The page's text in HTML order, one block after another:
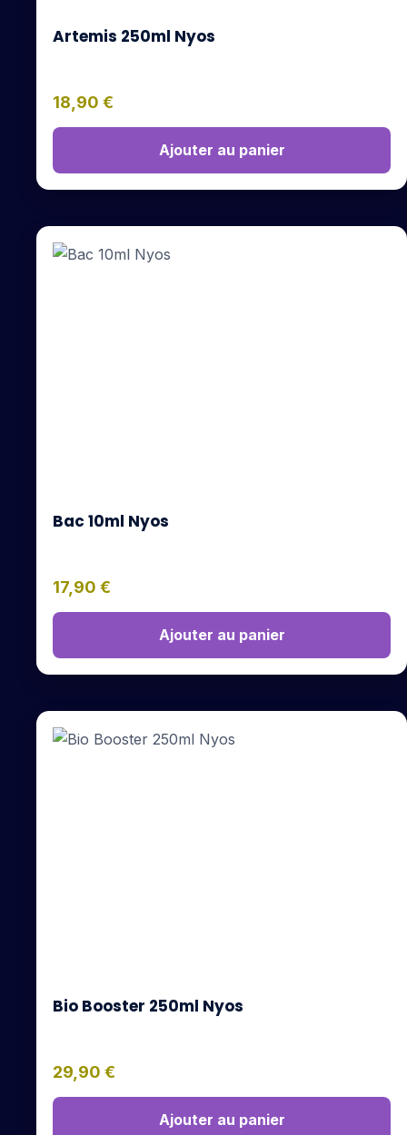
Artemis 250ml Nyos
18,90 €
Ajouter au panier
Bac 10ml Nyos
17,90 €
Ajouter au panier
Bio Booster 250ml Nyos
29,90 €
Ajouter au panier